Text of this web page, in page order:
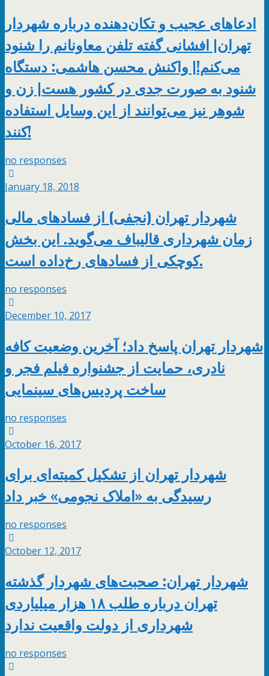
ادعاهای عجیب و تکان‌دهنده درباره شهردار
تهران| افشانی گفته‌ تلفن معاونانم را شنود
می‌کنم!| واکنش محسن هاشمی: دستگاه
شنود به صورت جدی در کشور هست| زن و
شوهر نیز می‌توانند از این وسایل استفاده
کنند!
no responses
January 18, 2018
شهردار‌ تهران (نجفی) از فسادهای مالی
زمان شهرداری قالیباف می‌گوید. این بخش
کوچکی از فسادهای رخ‌داده است.
no responses
December 10, 2017
شهردار تهران پاسخ داد؛ آخرین وضعیت کافه
نادری، حمایت از جشنواره فیلم فجر و
ساخت پردیس‌های سینمایی
no responses
October 16, 2017
شهردار تهران از تشکیل کمیته‌ای برای
رسیدگی به «املاک نجومی» خبر داد
no responses
October 12, 2017
شهردار تهران: صحبت‌های شهردار گذشته
تهران درباره طلب ۱۸ هزار میلیاردی
شهرداری از دولت واقعیت ندارد
no responses